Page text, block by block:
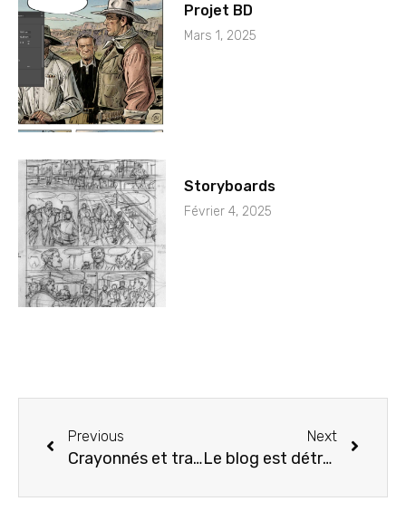
Projet BD
Mars 1, 2025
Storyboards
Février 4, 2025
Previous
Crayonnés et trait final
Next
Le blog est détraqué…